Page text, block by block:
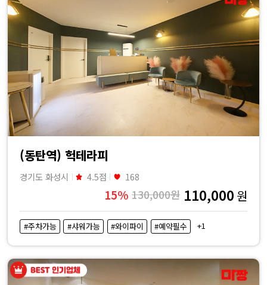
근
처
마
사
지
샵
가
격
비
교
(동탄역) 헉테라피
경기도 화성시 4.5점 168
15% 130,000원 110,000 원
#주차가능 #샤워가능 #와이파이 #예약필수 +1